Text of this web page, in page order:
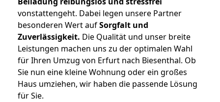
vonstattengeht. Dabei legen unsere Partner
besonderen Wert aufSorgfalt und
Zuverlässigkeit. Die Qualität und unser breite
Leistungen machen uns zu der optimalen Wahl
für Ihren Umzug von Erfurt nach Biesenthal. Ob
Sie nun eine kleine Wohnung oder ein großes
Haus umziehen, wir haben die passende Lösung
für Sie.